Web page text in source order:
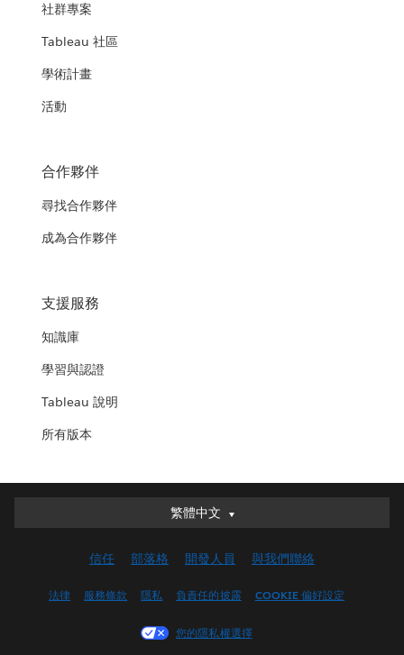
社群專案
Tableau 社區
學術計畫
活動
合作夥伴
尋找合作夥伴
成為合作夥伴
支援服務
知識庫
學習與認證
Tableau 說明
所有版本
繁體中文
繁體中文
English (UK)
Français (Canada)
信任 部落格 開發人員 與我們聯絡
法律 服務條款 隱私 負責任的披露 COOKIE 偏好設定
您的隱私權選擇